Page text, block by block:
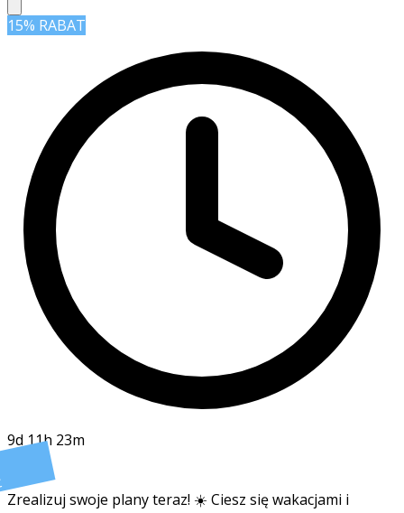
15% RABAT
9d 11h 23m
Zrealizuj swoje plany teraz! ☀️ Ciesz się wakacjami i